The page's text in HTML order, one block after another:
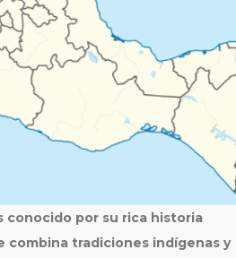
conocido por su rica historia
combina tradiciones indígenas y